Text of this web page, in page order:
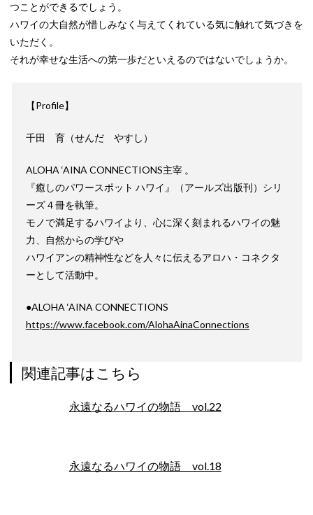
つことができるでしょう。
ハワイの大自然が惜しみなく与えてくれている気に触れて気づきを
いただく。
それが幸せな生活への第一歩だといえるのではないでしょうか。
【Profile】
千田 育（せんだ やすし）
ALOHA ‘AINA CONNECTIONS主宰 。
『癒しのパワースポット ハワイ』（アールズ出版刊）シリ
ーズ４冊を執筆。
モノで満足するハワイより、心に深く刻まれるハワイの魅
力、自然からの学びや
ハワイアンの精神性などを人々に伝えるアロハ・コネクタ
ーとして活動中。
●ALOHA ‘AINA CONNECTIONS
https://www.facebook.com/AlohaAinaConnections
関連記事はこちら
永遠なるハワイの物語 vol.22
永遠なるハワイの物語 vol.18